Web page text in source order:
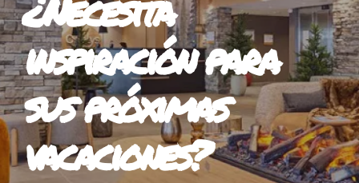
inspiración para
sus próximas
vacaciones?